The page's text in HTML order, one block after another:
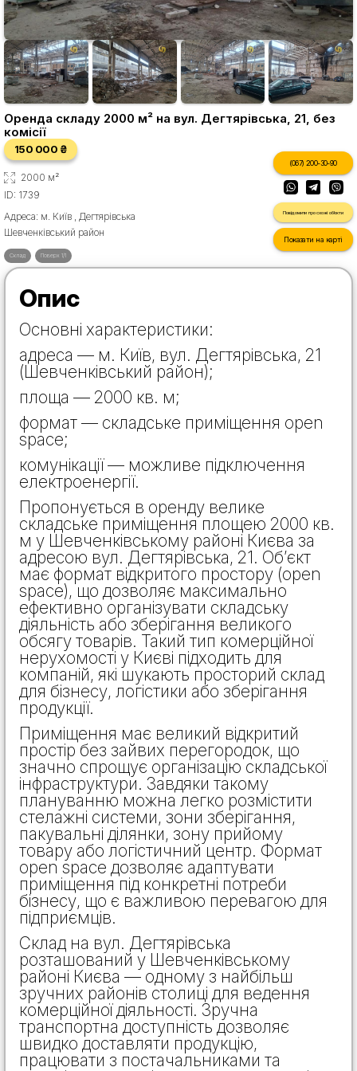
Оренда складу 2000 м² на вул. Дегтярівська, 21, без
комісії
150 000 ₴
2000 м²
ID: 1739
Адреса: м. Київ , Дегтярівська
Шевченківський район
(067) 200-30-90
Повідомити про схожі об'єкти
Показати на карті
Склад Поверх 1/1
Опис
Основні характеристики:
адреса — м. Київ, вул. Дегтярівська, 21
(Шевченківський район);
площа — 2000 кв. м;
формат — складське приміщення open
space;
комунікації — можливе підключення
електроенергії.
Пропонується в оренду велике
складське приміщення площею 2000 кв.
м у Шевченківському районі Києва за
адресою вул. Дегтярівська, 21. Об’єкт
має формат відкритого простору (open
space), що дозволяє максимально
ефективно організувати складську
діяльність або зберігання великого
обсягу товарів. Такий тип комерційної
нерухомості у Києві підходить для
компаній, які шукають просторий склад
для бізнесу, логістики або зберігання
продукції.
Приміщення має великий відкритий
простір без зайвих перегородок, що
значно спрощує організацію складської
інфраструктури. Завдяки такому
плануванню можна легко розмістити
стелажні системи, зони зберігання,
пакувальні ділянки, зону прийому
товару або логістичний центр. Формат
open space дозволяє адаптувати
приміщення під конкретні потреби
бізнесу, що є важливою перевагою для
підприємців.
Склад на вул. Дегтярівська
розташований у Шевченківському
районі Києва — одному з найбільш
зручних районів столиці для ведення
комерційної діяльності. Зручна
транспортна доступність дозволяє
швидко доставляти продукцію,
працювати з постачальниками та